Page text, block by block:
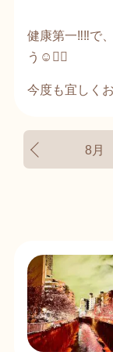
健康第一‼️‼️で
う☺️✌🏻
今度も宜しく
8月